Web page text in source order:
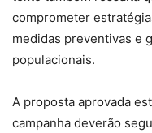
comprometer
medidas preventivas e
populacionais.
A proposta aprovada
campanha deverão